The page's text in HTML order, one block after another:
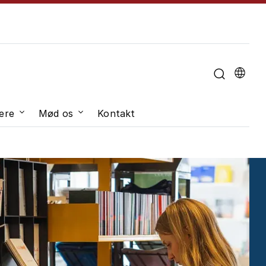
Undermenu til "Job og karriere"
Mød os Undermenu til "Mød os"
Kontakt